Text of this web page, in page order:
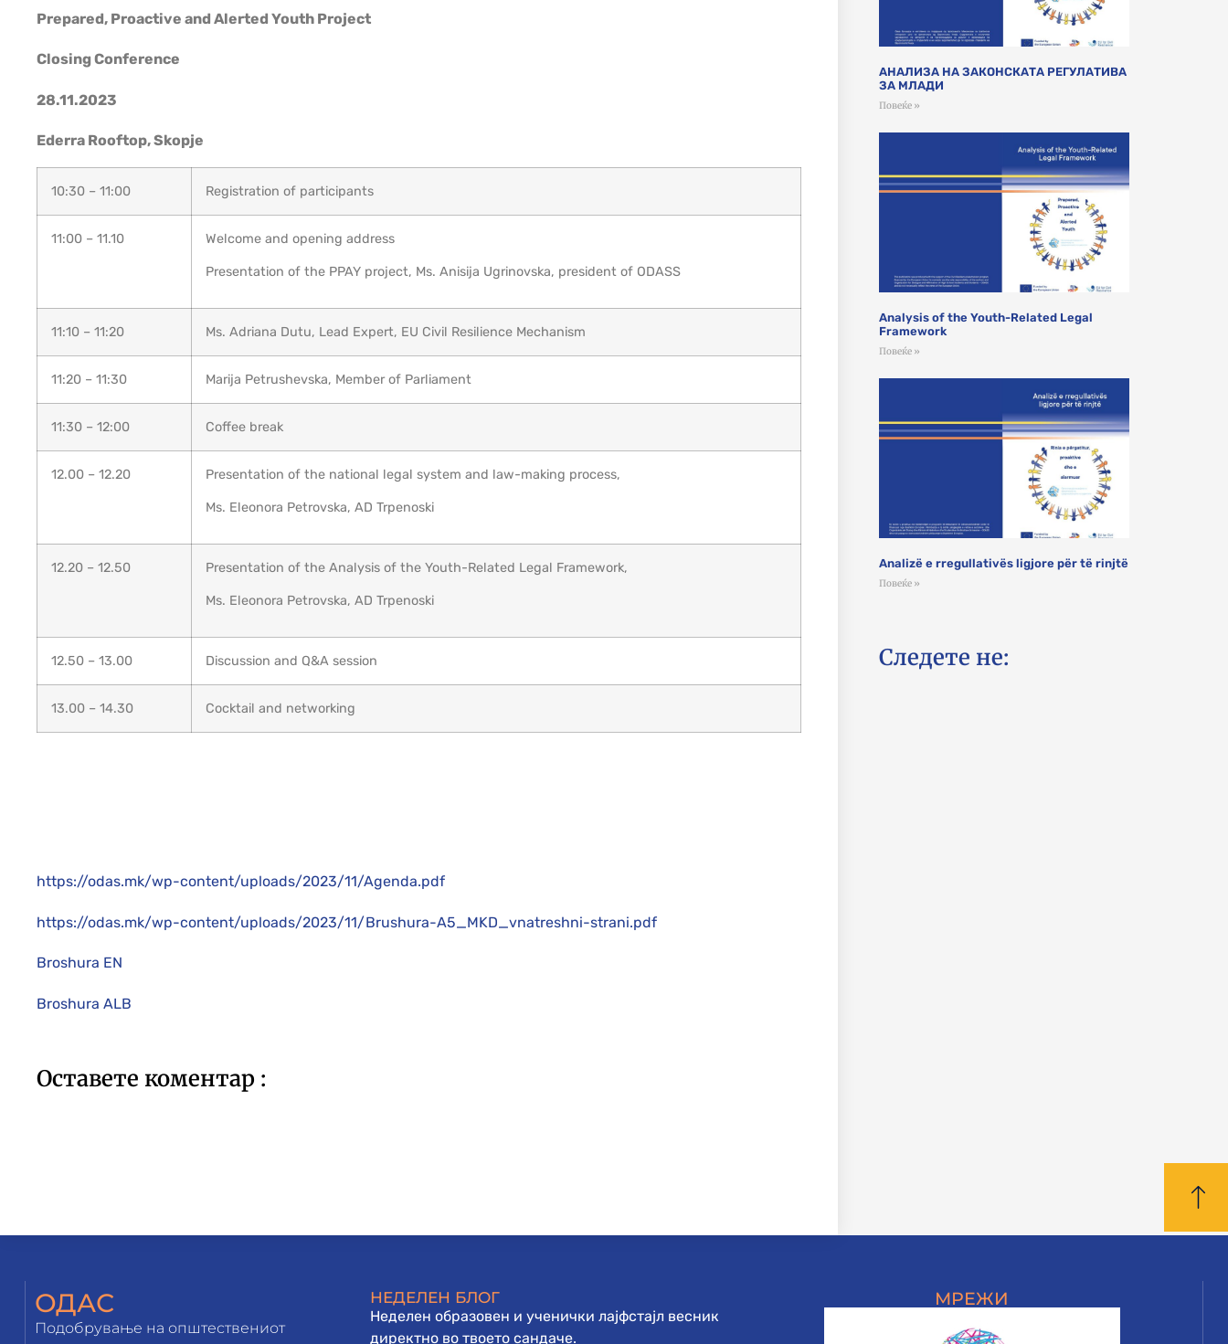
Prepared, Proactive and Alerted Youth Project
Closing Conference
28.11.2023
Ederra Rooftop, Skopje
10:30 – 11:00 Registration of participants
11:00 – 11.10 Welcome and opening address
Presentation of the PPAY project, Ms. Anisija Ugrinovska, president of ODASS
11:10 – 11:20 Ms. Adriana Dutu, Lead Expert, EU Civil Resilience Mechanism
11:20 – 11:30 Marija Petrushevska, Member of Parliament
11:30 – 12:00 Coffee break
12.00 – 12.20 Presentation of the national legal system and law-making process,
Ms. Eleonora Petrovska, AD Trpenoski
12.20 – 12.50 Presentation of the Analysis of the Youth-Related Legal Framework,
Ms. Eleonora Petrovska, AD Trpenoski
12.50 – 13.00 Discussion and Q&A session
13.00 – 14.30 Cocktail and networking
https://odas.mk/wp-content/uploads/2023/11/Agenda.pdf
https://odas.mk/wp-content/uploads/2023/11/Brushura-A5_MKD_vnatreshni-strani.pdf
Broshura EN
Broshura ALB
Оставете коментар :
АНАЛИЗА НА ЗАКОНСКАТА РЕГУЛАТИВА
ЗА МЛАДИ
Повеќе »
Analysis of the Youth-Related Legal
Framework
Повеќе »
Analizë e rregullativës ligjore për të rinjtë
Повеќе »
Следете не:
ОДАС
Подобрување на општествениот
НЕДЕЛЕН БЛОГ
Неделен образовен и ученички лајфстајл весник
директно во твоето сандаче.
МРЕЖИ